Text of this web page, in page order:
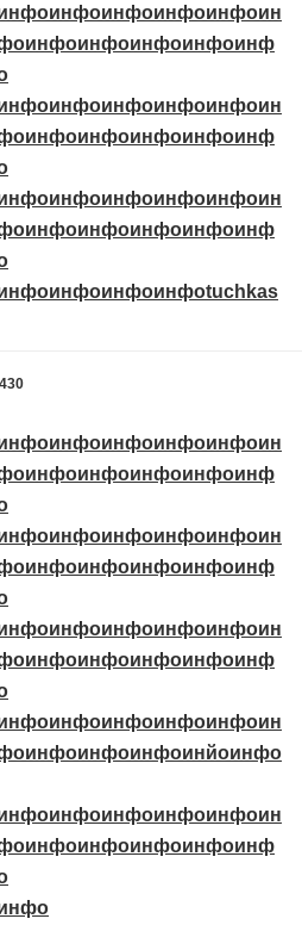
инфоинфоинфоинфоин
инфоинфоинфоинфоинф
инфоинфоинфоинфоин
инфоинфоинфоинфоинф
инфоинфоинфоинфоин
инфоинфоинфоинфоинф
инфоинфоинфоtuchkas
инфоинфоинфоинфоин
инфоинфоинфоинфоинф
инфоинфоинфоинфоин
инфоинфоинфоинфоинф
инфоинфоинфоинфоин
инфоинфоинфоинфоинф
инфоинфоинфоинфоин
инфоинфоинфоинйоинфо
инфоинфоинфоинфоин
инфоинфоинфоинфоинф